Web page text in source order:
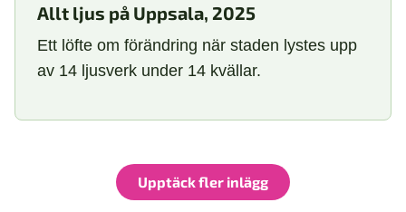
Allt ljus på Uppsala, 2025
Ett löfte om förändring när staden lystes upp
av 14 ljusverk under 14 kvällar.
Upptäck fler inlägg